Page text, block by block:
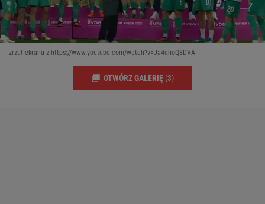
zrzut ekranu z https://www.youtube.com/watch?v=Ja4ehoQ8DVA
OTWÓRZ GALERIĘ (3)